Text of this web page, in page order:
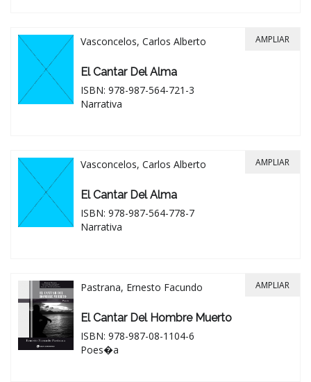
Vasconcelos, Carlos Alberto
El Cantar Del Alma
ISBN: 978-987-564-721-3
Narrativa
AMPLIAR
Vasconcelos, Carlos Alberto
El Cantar Del Alma
ISBN: 978-987-564-778-7
Narrativa
AMPLIAR
Pastrana, Ernesto Facundo
El Cantar Del Hombre Muerto
ISBN: 978-987-08-1104-6
Poes�a
AMPLIAR